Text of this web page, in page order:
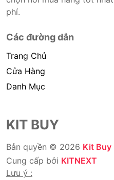
phí.
Các đường dẫn
Trang Chủ
Cửa Hàng
Danh Mục
KIT BUY
Bản quyền © 2026 Kit Buy
Cung cấp bởi KITNEXT
Lưu ý :